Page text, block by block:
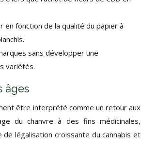
fonction de la qualité du papier à
sans développer une
variétés.
âges
être interprété comme un retour aux
du chanvre à des fins médicinales,
légalisation croissante du cannabis et